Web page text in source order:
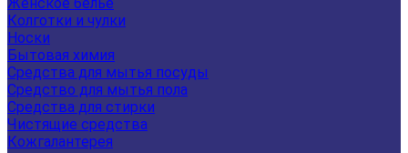
Колготки и чулки
Носки
Бытовая химия
Средства для мытья посуды
Средство для мытья пола
Средства для стирки
Чистящие средства
Кожгалантерея